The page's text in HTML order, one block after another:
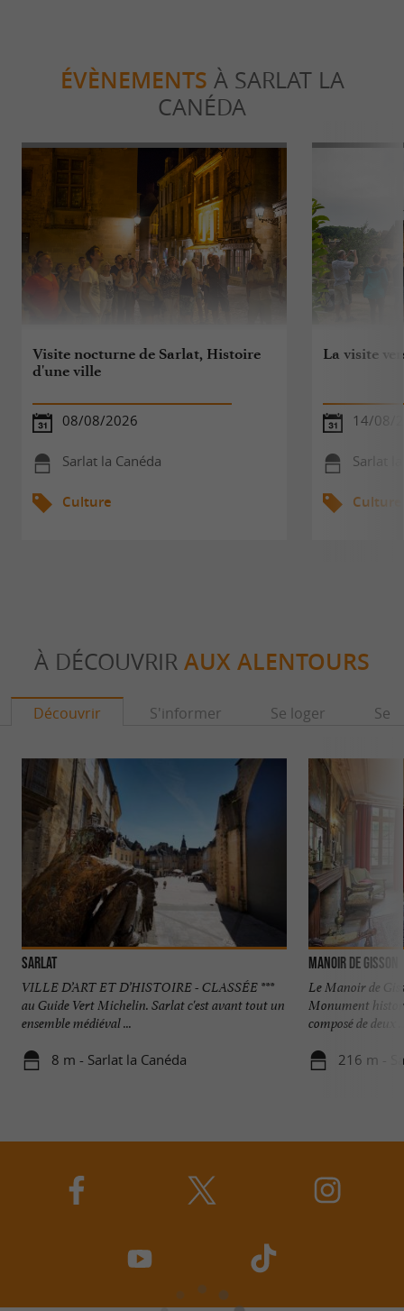
ÉVÈNEMENTS À SARLAT LA
CANÉDA
Visite nocturne de Sarlat, Histoire
d'une ville
08/08/2026
Sarlat la Canéda
Culture
La visite
14/08/
Sarlat
Culture
À DÉCOUVRIR AUX ALENTOURS
Découvrir S'informer Se loger Se
Sarlat
VILLE D’ART ET D’HISTOIRE - CLASSÉE ***
au Guide Vert Michelin. Sarlat c'est avant tout un
ensemble médiéval ...
8 m - Sarlat la Canéda
Manoir de Gisson
Le Manoir de
Monument
composé de deux
216 m -